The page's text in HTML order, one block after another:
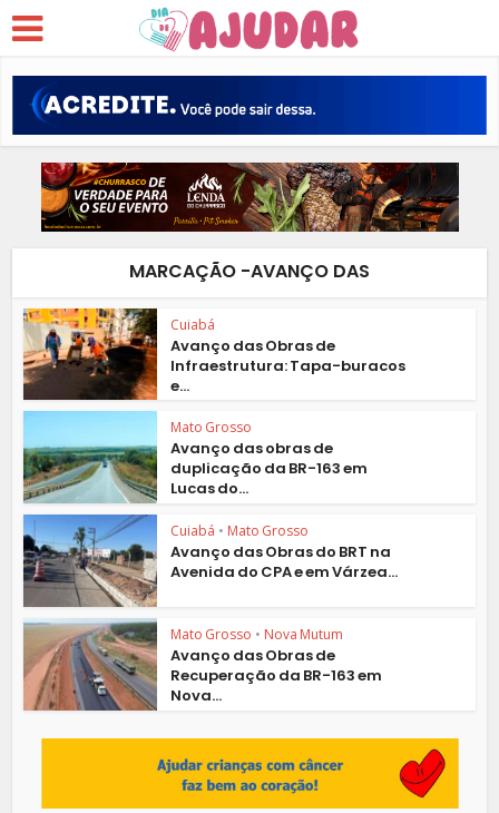
MARCAÇÃO -AVANÇO DAS
Cuiabá
Avanço das Obras de
Infraestrutura: Tapa-buracos
e...
Mato Grosso
Avanço das obras de
duplicação da BR-163 em
Lucas do...
Cuiabá • Mato Grosso
Avanço das Obras do BRT na
Avenida do CPA e em Várzea...
Mato Grosso • Nova Mutum
Avanço das Obras de
Recuperação da BR-163 em
Nova...